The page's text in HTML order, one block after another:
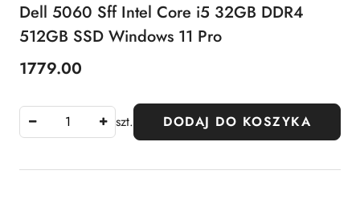
Dell 5060 Sff Intel Core i5 32GB DDR4
512GB SSD Windows 11 Pro
Cena:
1779.00
szt. DODAJ DO KOSZYKA